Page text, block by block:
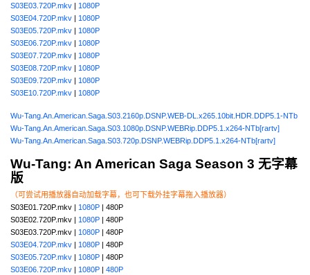
S03E03.720P.mkv | 1080P
S03E04.720P.mkv | 1080P
S03E05.720P.mkv | 1080P
S03E06.720P.mkv | 1080P
S03E07.720P.mkv | 1080P
S03E08.720P.mkv | 1080P
S03E09.720P.mkv | 1080P
S03E10.720P.mkv | 1080P
Wu-Tang.An.American.Saga.S03.2160p.DSNP.WEB-DL.x265.10bit.HDR.DDP5.1-NTb
Wu-Tang.An.American.Saga.S03.1080p.DSNP.WEBRip.DDP5.1.x264-NTb[rartv]
Wu-Tang.An.American.Saga.S03.720p.DSNP.WEBRip.DDP5.1.x264-NTb[rartv]
Wu-Tang: An American Saga Season 3 无字幕
版
（可尝试用播放器自动加载字幕，也可下载外挂字幕拖入播放器）
S03E01.720P.mkv | 1080P | 480P
S03E02.720P.mkv | 1080P | 480P
S03E03.720P.mkv | 1080P | 480P
S03E04.720P.mkv | 1080P | 480P
S03E05.720P.mkv | 1080P | 480P
S03E06.720P.mkv | 1080P | 480P